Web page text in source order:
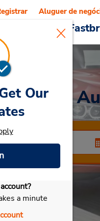
e serviços
Aluguer de
de Port
carro
Our
a minute